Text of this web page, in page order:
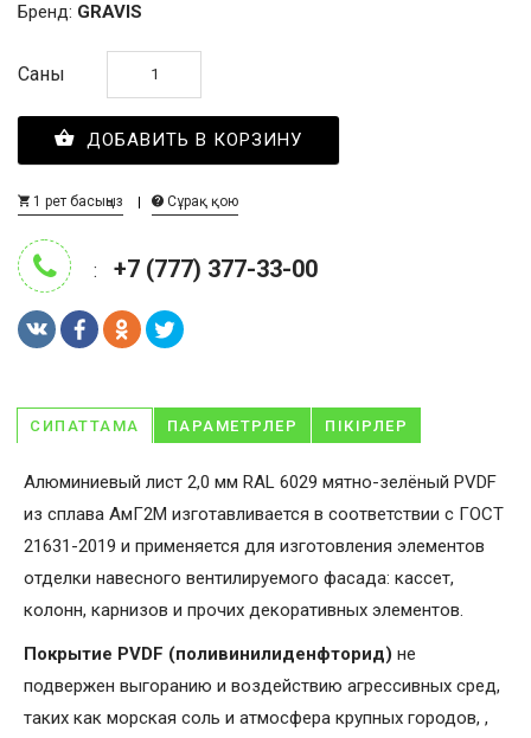
Бренд: GRAVIS
Саны
ДОБАВИТЬ В КОРЗИНУ
1 рет басыңыз Сұрақ қою
: +7 (777) 377-33-00
СИПАТТАМА ПАРАМЕТРЛЕР ПІКІРЛЕР
Алюминиевый лист 2,0 мм RAL 6029 мятно-зелёный PVDF
из сплава АмГ2М изготавливается в соответствии с ГОСТ
21631-2019 и применяется для изготовления элементов
отделки навесного вентилируемого фасада: кассет,
колонн, карнизов и прочих декоративных элементов.
Покрытие PVDF (поливинилиденфторид) не
подвержен выгоранию и воздействию агрессивных сред,
таких как морская соль и атмосфера крупных городов, ,